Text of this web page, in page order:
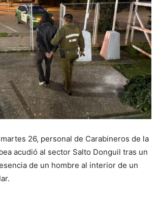
26, personal de Carabineros de la
acudió al sector Salto Donguil tras un
de un hombre al interior de un